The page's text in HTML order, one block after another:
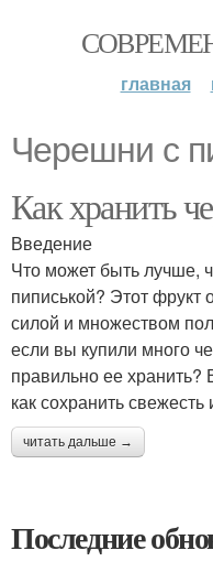
главная
Черешни с
Как хранить
Введение
Что может быть лучше,
пиписькой? Этот фрукт
силой и множеством
если вы купили много
правильно ее
как сохранить
читать дальше →
Последние